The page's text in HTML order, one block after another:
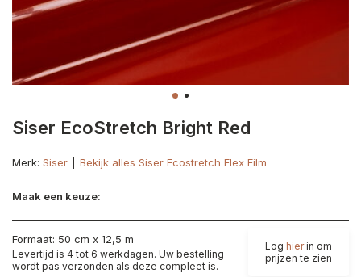
Siser EcoStretch Bright Red
Merk: Siser Bekijk alles Siser Ecostretch Flex Film
Maak een keuze:
Formaat: 50 cm x 12,5 m
Levertijd is 4 tot 6 werkdagen. Uw bestelling
wordt pas verzonden als deze compleet is.
Log hierin om
prijzen te zien